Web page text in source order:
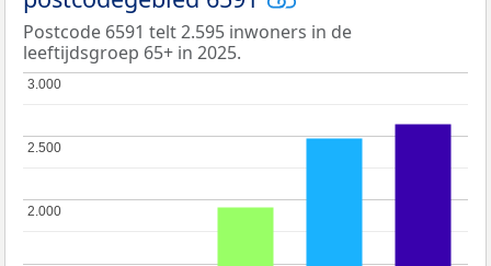
Postcode 6591 telt 2.595 inwoners in de
leeftijdsgroep 65+ in 2025.
2.000
2.000
2.500
2.500
3.000
3.000